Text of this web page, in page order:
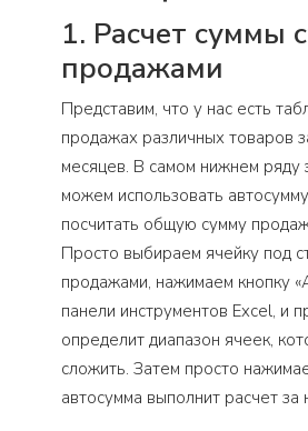
1. Расчет суммы
продажами
Представим, что у нас есть
продажах различных товаров
месяцев. В самом нижнем ряду
можем использовать
посчитать общую сумму
Просто выбираем ячейку под
продажами, нажимаем кнопку
панели инструментов Excel, и
определит диапазон ячеек,
сложить. Затем просто
автосумма выполнит расчет за